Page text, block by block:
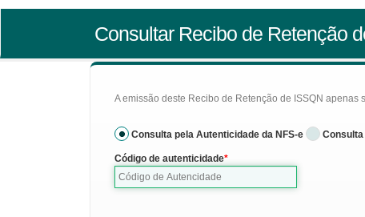
Consultar Recibo de Retenção
A emissão deste Recibo de Retenção de ISSQN
Consulta pela Autenticidade da NFS-e Consulta
Código de autenticidade